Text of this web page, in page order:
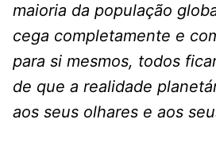
maioria da população
cega completamente e
para si mesmos, todos
de que a realidade
aos seus olhares e aos